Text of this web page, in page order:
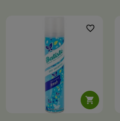

favorite_border